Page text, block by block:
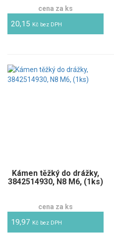
cena za ks
20,15 Kč bez DPH
Kámen těžký do drážky,
3842514930, N8 M6, (1ks)
cena za ks
19,97 Kč bez DPH